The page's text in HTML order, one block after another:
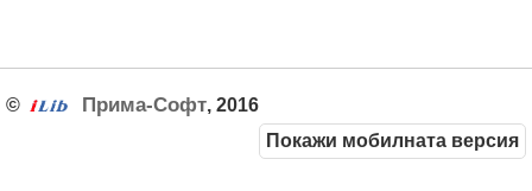
© Прима-Софт, 2016
Покажи мобилната версия